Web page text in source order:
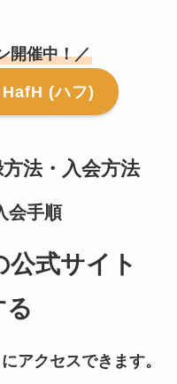
開催中！／
(ハフ)
方法・入会方法
会手順
公式サイト
アクセスできます。